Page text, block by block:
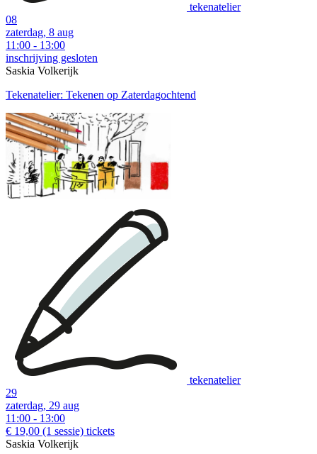
tekenatelier
08
zaterdag, 8 aug
11:00 - 13:00
inschrijving gesloten
Saskia Volkerijk
Tekenatelier: Tekenen op Zaterdagochtend
tekenatelier
29
zaterdag, 29 aug
11:00 - 13:00
€ 19,00 (1 sessie) tickets
Saskia Volkerijk